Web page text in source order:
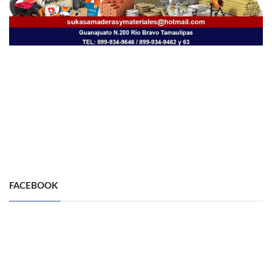
FACEBOOK